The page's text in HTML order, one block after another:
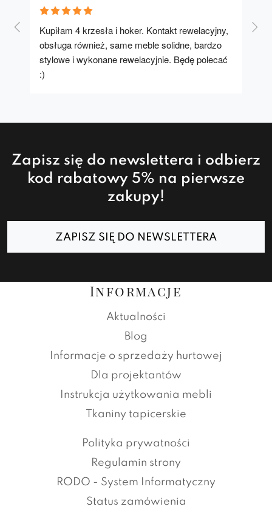
Kupiłam 4 krzesła i hoker. Kontakt rewelacyjny,
obsługa również, same meble solidne, bardzo
stylowe i wykonane rewelacyjnie. Będę polecać
:)
A
Zapisz się do newslettera i odbierz
kod rabatowy 5% na pierwsze
zakupy!
ZAPISZ SIĘ DO NEWSLETTERA
Informacje
Aktualności
Blog
Informacje o sprzedaży hurtowej
Dla projektantów
Instrukcja użytkowania mebli
Tkaniny tapicerskie
Polityka prywatności
Regulamin strony
RODO - System Informatyczny
Status zamówienia